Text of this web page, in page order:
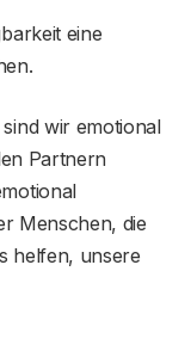
eine
wir emotional
Partnern
Menschen, die
helfen, unsere